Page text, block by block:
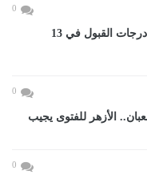
0
تنسيق الثانوى العام 2027.. اعرف درجات القبول في 13
0
الأزهر للفتوى يجيب
0